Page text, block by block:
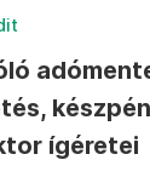
ígéretei